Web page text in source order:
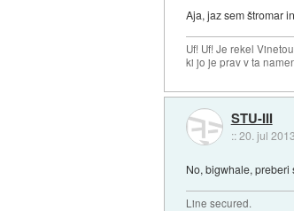
Aja, jaz sem štromar
Uf! Uf! Je rekel
ki jo je prav v ta
STU-III
::20. jul
No, bigwhale, preberi
Line secured.